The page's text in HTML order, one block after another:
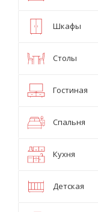
Шкафы
Столы
Гостиная
Спальня
Кухня
Детская